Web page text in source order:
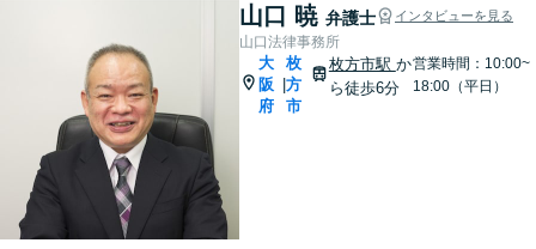
山口 暁 弁護士 インタビューを見る
山口法律事務所
大
阪
府
枚
方
市
枚方市駅 か
ら徒歩6分
営業時間：10:00~
18:00（平日）